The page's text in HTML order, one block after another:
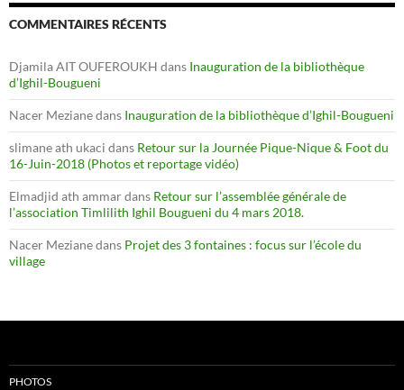
COMMENTAIRES RÉCENTS
Djamila AIT OUFEROUKH dans Inauguration de la bibliothèque
d’Ighil-Bougueni
Nacer Mezianedans Inauguration de la bibliothèque d’Ighil-Bougueni
slimane ath ukaci dans Retour sur la Journée Pique-Nique & Foot du
16-Juin-2018 (Photos et reportage vidéo)
Elmadjid ath ammardans Retour sur l’assemblée générale de
l’association Timlilith Ighil Bougueni du 4 mars 2018.
Nacer Mezianedans Projet des 3 fontaines : focus sur l’école du
village
PHOTOS